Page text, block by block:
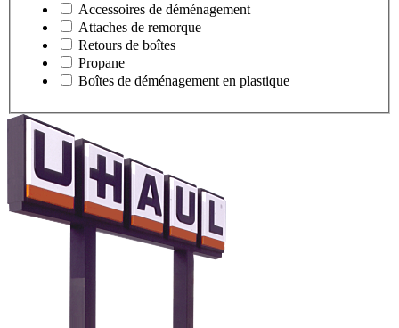
Accessoires de déménagement
Attaches de remorque
Retours de boîtes
Propane
Boîtes de déménagement en plastique